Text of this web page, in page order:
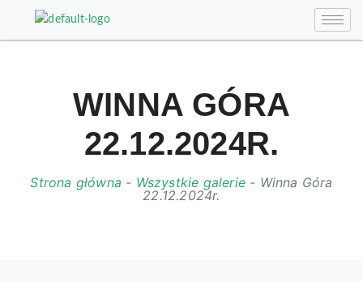
WINNA GÓRA
22.12.2024R.
Strona główna - Wszystkie galerie - Winna Góra
22.12.2024r.